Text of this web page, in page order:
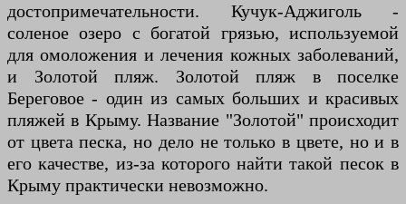
достопримечательности. Кучук-Аджиголь -
соленое озеро с богатой грязью, используемой
для омоложения и лечения кожных заболеваний,
и Золотой пляж. Золотой пляж в поселке
Береговое - один из самых больших и красивых
пляжей в Крыму. Название "Золотой" происходит
от цвета песка, но дело не только в цвете, но и в
его качестве, из-за которого найти такой песок в
Крыму практически невозможно.